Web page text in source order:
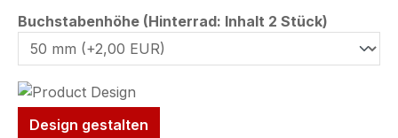
Buchstabenhöhe (Hinterrad: Inhalt 2 Stück)
Design gestalten